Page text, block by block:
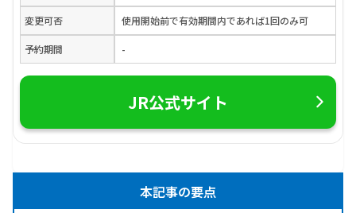
変更可否 使用開始前で有効期間内であれば1回のみ可
予約期間 -
JR公式サイト
本記事の要点